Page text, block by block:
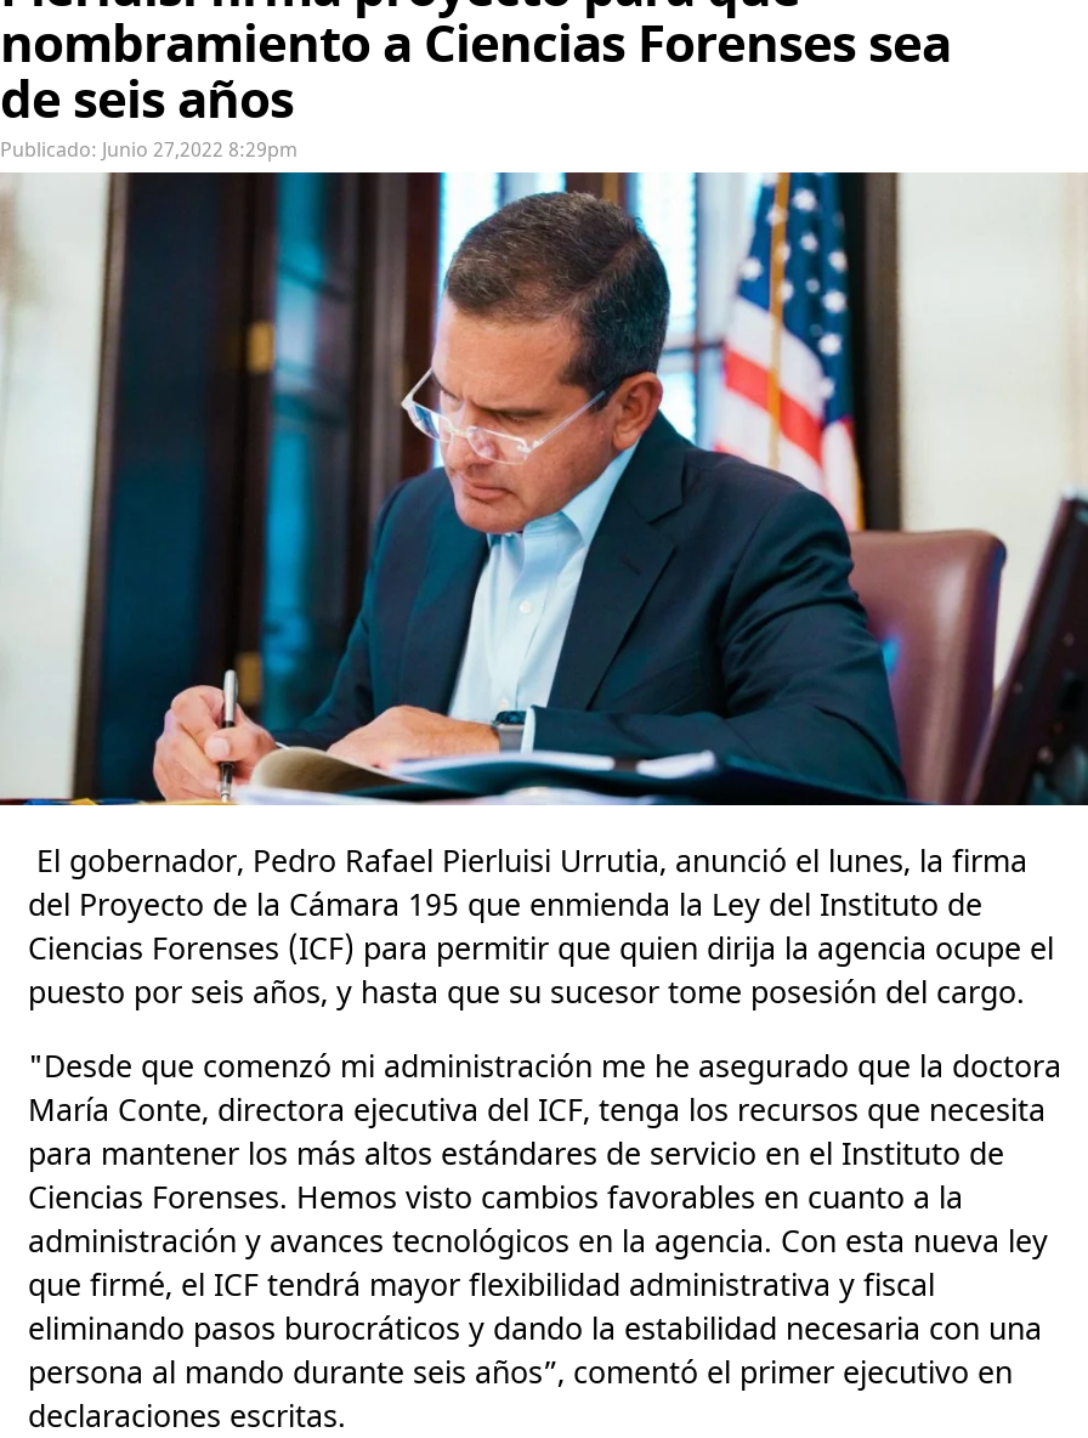
nombramiento a Ciencias Forenses sea
de seis años
Publicado: Junio 27,2022 8:29pm
El gobernador, Pedro Rafael Pierluisi Urrutia, anunció el lunes, la firma
del Proyecto de la Cámara 195 que enmienda la Ley del Instituto de
Ciencias Forenses (ICF) para permitir que quien dirija la agencia ocupe el
puesto por seis años, y hasta que su sucesor tome posesión del cargo.
"Desde que comenzó mi administración me he asegurado que la doctora
María Conte, directora ejecutiva del ICF, tenga los recursos que necesita
para mantener los más altos estándares de servicio en el Instituto de
Ciencias Forenses. Hemos visto cambios favorables en cuanto a la
administración y avances tecnológicos en la agencia. Con esta nueva ley
que firmé, el ICF tendrá mayor flexibilidad administrativa y fiscal
eliminando pasos burocráticos y dando la estabilidad necesaria con una
persona al mando durante seis años”, comentó el primer ejecutivo en
declaraciones escritas.